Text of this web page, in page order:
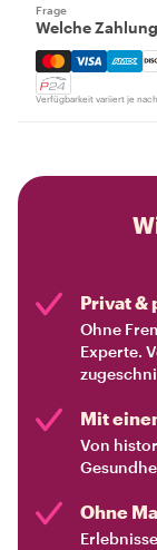
Frage
Welche
Mastercard,
Verfügbarkeit variiert je
Privat &
Ohne
Experte.
Mit
Von
Ohne